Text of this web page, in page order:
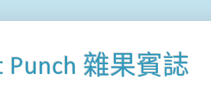
Punch 雜果賓誌